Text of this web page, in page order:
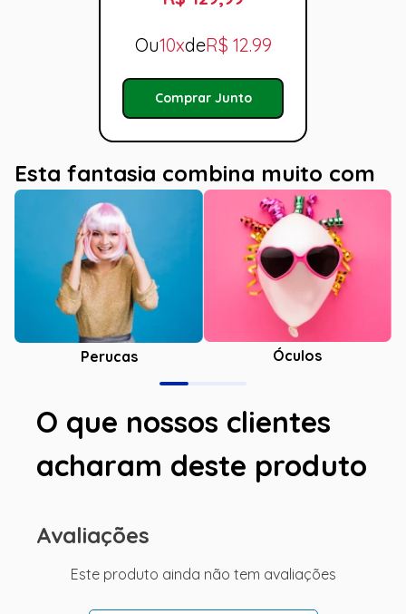
Ou10xdeR$ 12.99
Comprar Junto
Esta fantasia combina muito com
Perucas Óculos
O que nossos clientes
acharam deste produto
Avaliações
Este produto ainda não tem avaliações